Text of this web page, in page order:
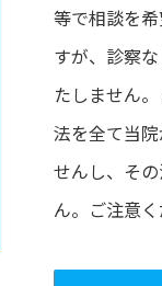
等で相談を
すが、診察
たしません
法を全て当
せんし、そ
ん。ご注意く